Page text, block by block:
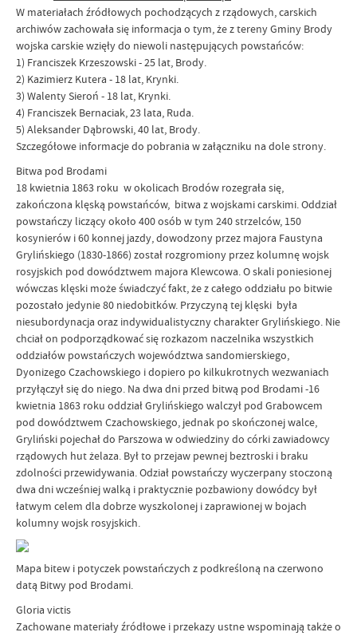
W materiałach źródłowych pochodzących z rządowych, carskich
archiwów zachowała się informacja o tym, że z tereny Gminy Brody
wojska carskie wzięły do niewoli następujących powstańców:
1) Franciszek Krzeszowski - 25 lat, Brody.
2) Kazimierz Kutera - 18 lat, Krynki.
3) Walenty Sieroń - 18 lat, Krynki.
4) Franciszek Bernaciak, 23 lata, Ruda.
5) Aleksander Dąbrowski, 40 lat, Brody.
Szczegółowe informacje do pobrania w załączniku na dole strony.
Bitwa pod Brodami
18 kwietnia 1863 roku w okolicach Brodów rozegrała się,
zakończona klęską powstańców, bitwa z wojskami carskimi. Oddział
powstańczy liczący około 400 osób w tym 240 strzelców, 150
kosynierów i 60 konnej jazdy, dowodzony przez majora Faustyna
Grylińskiego (1830-1866) został rozgromiony przez kolumnę wojsk
rosyjskich pod dowództwem majora Klewcowa. O skali poniesionej
wówczas klęski może świadczyć fakt, że z całego oddziału po bitwie
pozostało jedynie 80 niedobitków. Przyczyną tej klęski była
niesubordynacja oraz indywidualistyczny charakter Grylińskiego. Nie
chciał on podporządkować się rozkazom naczelnika wszystkich
oddziałów powstańczych województwa sandomierskiego,
Dyonizego Czachowskiego i dopiero po kilkukrotnych wezwaniach
przyłączył się do niego. Na dwa dni przed bitwą pod Brodami -16
kwietnia 1863 roku oddział Grylińskiego walczył pod Grabowcem
pod dowództwem Czachowskiego, jednak po skończonej walce,
Gryliński pojechał do Parszowa w odwiedziny do córki zawiadowcy
rządowych hut żelaza. Był to przejaw pewnej beztroski i braku
zdolności przewidywania. Odział powstańczy wyczerpany stoczoną
dwa dni wcześniej walką i praktycznie pozbawiony dowódcy był
łatwym celem dla dobrze wyszkolonej i zaprawionej w bojach
kolumny wojsk rosyjskich.
Mapa bitew i potyczek powstańczych z podkreśloną na czerwono
datą Bitwy pod Brodami.
Gloria victis
Zachowane materiały źródłowe i przekazy ustne wspominają także o